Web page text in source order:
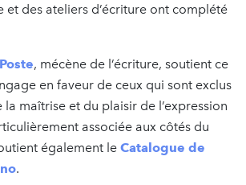
et des ateliers d’écriture ont complété
, mécène de l’écriture, soutient ce
en faveur de ceux qui sont exclus
maîtrise et du plaisir de l’expression
associée aux côtés du
également le Catalogue de
.